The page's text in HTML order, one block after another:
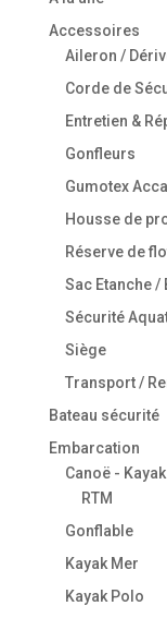
Accessoires
Aileron /
Corde de
Entretien &
Gonfleurs
Gumotex
Housse de
Réserve de
Sac Etanche /
Sécurité
Siège
Transport /
Bateau sécurité
Embarcation
Canoë - Kayak
RTM
Gonflable
Kayak Mer
Kayak Polo